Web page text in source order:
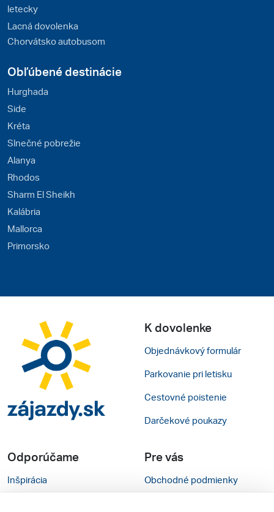
letecky
Lacná dovolenka
Chorvátsko autobusom
Obľúbené destinácie
Hurghada
Side
Kréta
Slnečné pobrežie
Alanya
Rhodos
Sharm El Sheikh
Kalábria
Mallorca
Primorsko
K dovolenke
Objednávkový formulár
Parkovanie pri letisku
Cestovné poistenie
Darčekové poukazy
Odporúčame
Inšpirácia
Pre vás
Obchodné podmienky